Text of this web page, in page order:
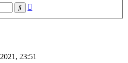
Suche
23:51